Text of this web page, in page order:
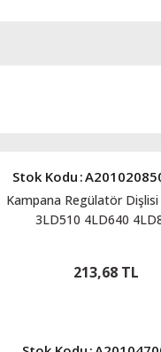
Stok Kodu :
Kampana Regülatör
3LD510 4LD640
213,68 TL